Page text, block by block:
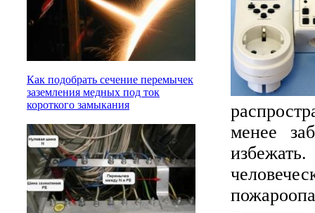
Как подобрать сечение перемычек
заземления медных под ток
короткого замыкания
менее